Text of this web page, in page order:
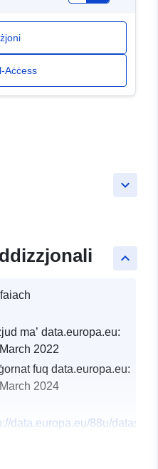
Aċċess
keyboard_arrow_down
keyboard_arrow_up
ma’ data.europa.eu:
2022
fuq data.europa.eu:
2024
data.europa.eu/88u/